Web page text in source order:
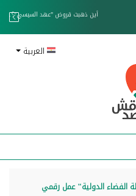
ناقلات وقود تخدم الحوثيين
العربية
الدولية" عمل رقمي